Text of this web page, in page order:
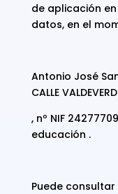
de aplicación
datos, en el
Antonio José
CALLE
, nº NIF
educación .
Puede